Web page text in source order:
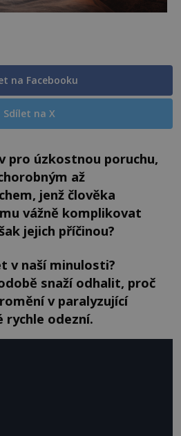
na Facebooku
Sdílet na X
pro úzkostnou poruchu,
až
jenž člověka
vážně komplikovat
jejich příčinou?
v naší minulosti?
snaží odhalit, proč
v paralyzující
rychle odezní.